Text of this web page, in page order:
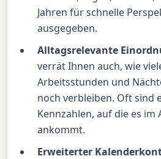
Jahren für schnelle
ausgegeben.
Alltagsrelevante
verrät Ihnen auch, wie
Arbeitsstunden und
noch verbleiben. Oft sind
Kennzahlen, auf die es im
ankommt.
Erweiterter